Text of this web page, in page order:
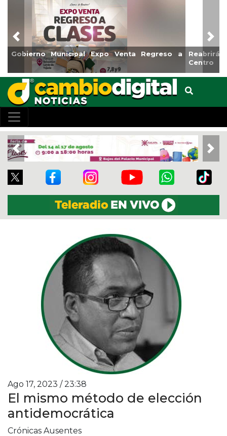
Reabrirá Coatzacoalcos la Alberca Semiolímpica Zona
Centro
Previous
Previous
Ago 17, 2023 / 23:38
El mismo método de elección
antidemocrática
Crónicas Ausentes